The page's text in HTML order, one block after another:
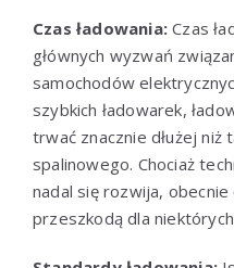
Czas ładowania: Czas
głównych wyzwań
samochodów
szybkich ładowarek,
trwać znacznie dłużej niż
spalinowego. Chociaż
nadal się rozwija, obecnie
przeszkodą dla